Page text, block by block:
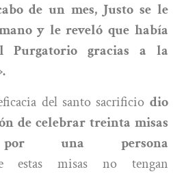
de un mes, Justo se le
y le reveló que había
Purgatorio gracias a la
del santo sacrificio dio
de celebrar treinta misas
por una persona
estas misas no tengan